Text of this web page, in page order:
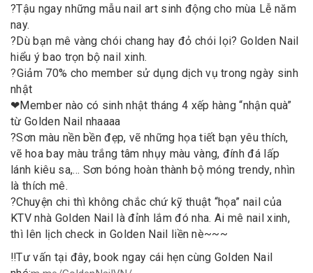
?Tậu ngay những mẫu nail art sinh động cho mùa Lễ năm
nay.
?Dù bạn mê vàng chói chang hay đỏ chói lọi? Golden Nail
hiểu ý bao trọn bộ nail xinh.
?Giảm 70% cho member sử dụng dịch vụ trong ngày sinh
nhật
❤Member nào có sinh nhật tháng 4 xếp hàng “nhận quà”
từ Golden Nail nhaaaa
?Sơn màu nền bền đẹp, vẽ những họa tiết bạn yêu thích,
vẽ hoa bay màu trắng tâm nhụy màu vàng, đính đá lấp
lánh kiêu sa,… Sơn bóng hoàn thành bộ móng trendy, nhìn
là thích mê.
?Chuyện chi thì không chắc chứ kỹ thuật “họa” nail của
KTV nhà Golden Nail là đỉnh lắm đó nha. Ai mê nail xinh,
thì lên lịch check in Golden Nail liền nè~~~
‼Tư vấn tại đây, book ngay cái hẹn cùng Golden Nail